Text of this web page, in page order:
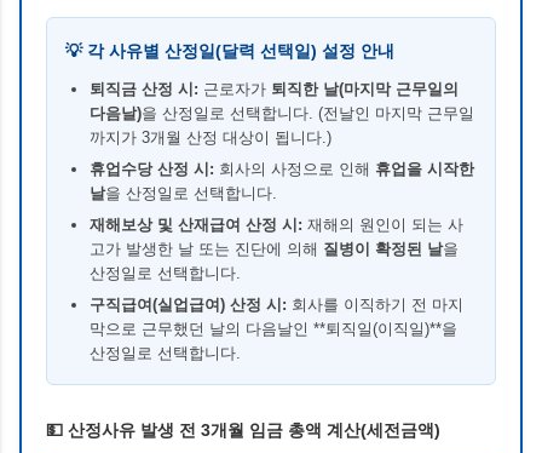
💡 각 사유별 산정일(달력 선택일) 설정 안내
퇴직금 산정 시: 근로자가 퇴직한 날(마지막 근무일의
다음날)을 산정일로 선택합니다. (전날인 마지막 근무일
까지가 3개월 산정 대상이 됩니다.)
휴업수당 산정 시: 회사의 사정으로 인해 휴업을 시작한
날을 산정일로 선택합니다.
재해보상 및 산재급여 산정 시: 재해의 원인이 되는 사
고가 발생한 날 또는 진단에 의해 질병이 확정된 날을
산정일로 선택합니다.
구직급여(실업급여) 산정 시: 회사를 이직하기 전 마지
막으로 근무했던 날의 다음날인 **퇴직일(이직일)**을
산정일로 선택합니다.
💵 산정사유 발생 전 3개월 임금 총액 계산(세전금액)